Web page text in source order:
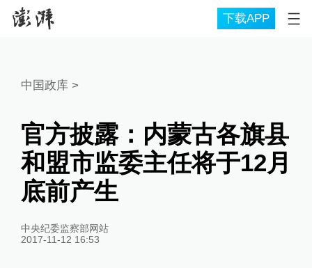
下载APP
中国政库 >
官方披露：内蒙古各旗县
和盟市监委主任将于12月
底前产生
中央纪委监察部网站
2017-11-12 16:53